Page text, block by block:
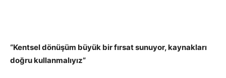
“Kentsel dönüşüm büyük bir fırsat sunuyor, kaynakları
doğru kullanmalıyız”